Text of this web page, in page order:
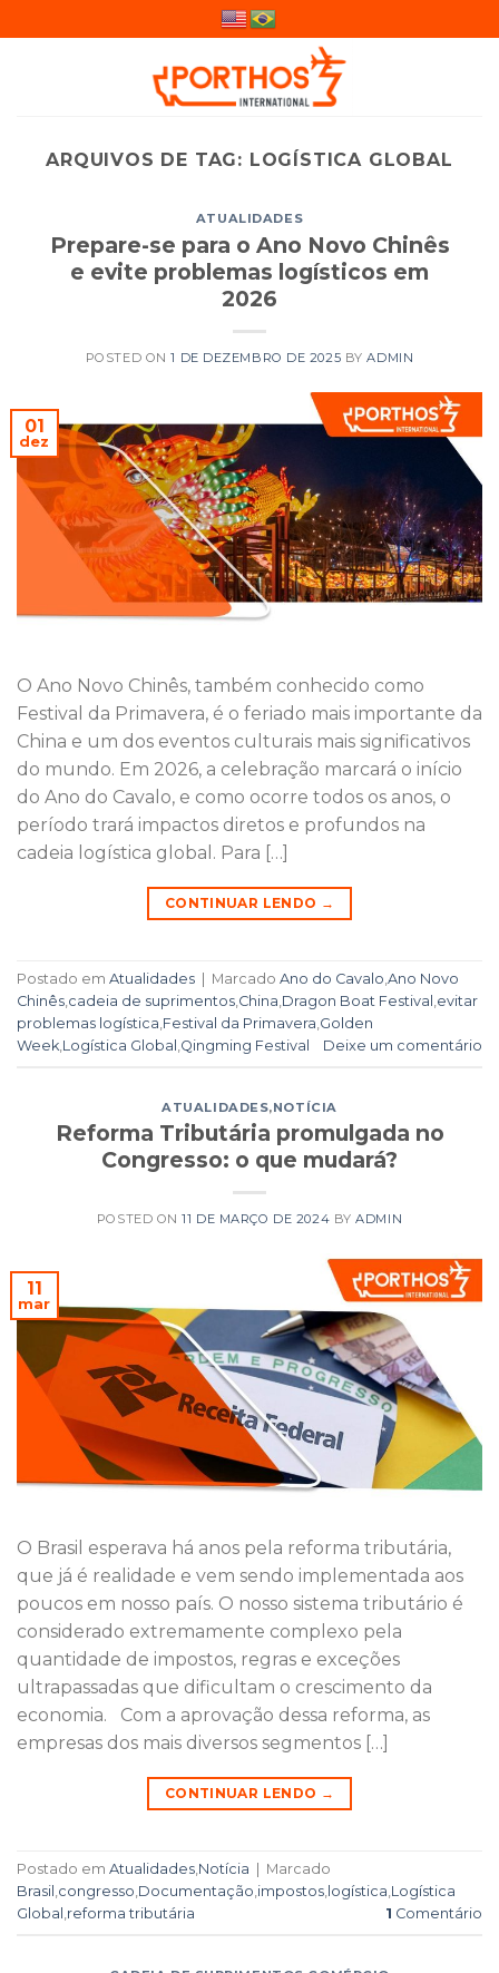
to
ARQUIVOS DE TAG: LOGÍSTICA GLOBAL
ATUALIDADES
Prepare-se para o Ano Novo Chinês
e evite problemas logísticos em
2026
POSTED ON1 DE DEZEMBRO DE 2025 BYADMIN
01
dez
O Ano Novo Chinês, também conhecido como
Festival da Primavera, é o feriado mais importante da
China e um dos eventos culturais mais significativos
do mundo. Em 2026, a celebração marcará o início
do Ano do Cavalo, e como ocorre todos os anos, o
período trará impactos diretos e profundos na
cadeia logística global. Para […]
CONTINUAR LENDO →
Postado em Atualidades Marcado Ano do Cavalo,Ano Novo
Chinês,cadeia de suprimentos,China,Dragon Boat Festival ,evitar
problemas logística,Festival da Primavera,Golden
Week,Logística Global ,Qingming Festival Deixe um comentário
ATUALIDADES,NOTÍCIA
Reforma Tributária promulgada no
Congresso: o que mudará?
POSTED ON11 DE MARÇO DE 2024 BYADMIN
11
mar
O Brasil esperava há anos pela reforma tributária,
que já é realidade e vem sendo implementada aos
poucos em nosso país. O nosso sistema tributário é
considerado extremamente complexo pela
quantidade de impostos, regras e exceções
ultrapassadas que dificultam o crescimento da
economia. Com a aprovação dessa reforma, as
empresas dos mais diversos segmentos […]
CONTINUAR LENDO →
Postado em Atualidades Notícia
Marcado
Brasil congresso Documentação impostos logística Logística
Global reforma tributária 1 Comentário